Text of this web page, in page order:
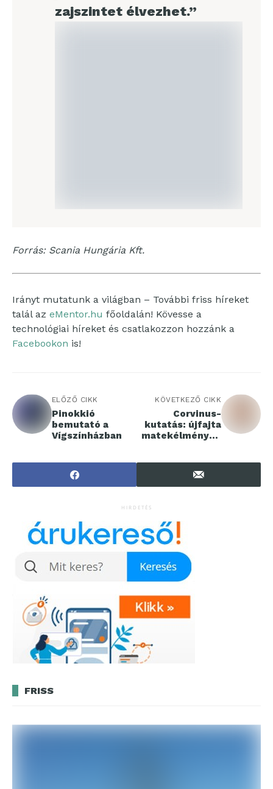
zajszintet élvezhet.”
Forrás: Scania Hungária Kft.
Irányt mutatunk a világban – További friss híreket
talál az eMentor.hu főoldalán! Kövesse a
technológiai híreket és csatlakozzon hozzánk a
Facebookon is!
ELŐZŐ CIKK
Pinokkió
bemutató a
Vígszínházban
KÖVETKEZŐ CIKK
Corvinus-
kutatás: újfajta
matekélmények
gazdasági
döntésekhez
HIRDETÉS
FRISS